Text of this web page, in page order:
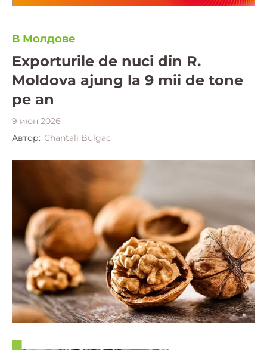
В Молдове
Exporturile de nuci din R.
Moldova ajung la 9 mii de tone
pe an
9 июн 2026
Автор: Chantali Bulgac